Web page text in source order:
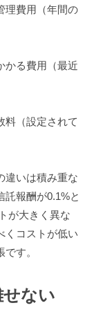
理費用（年間の
かる費用（最近
料（設定されて
違いは積み重な
託報酬が0.1%と
が大きく異な
くコストが低い
す。
ない